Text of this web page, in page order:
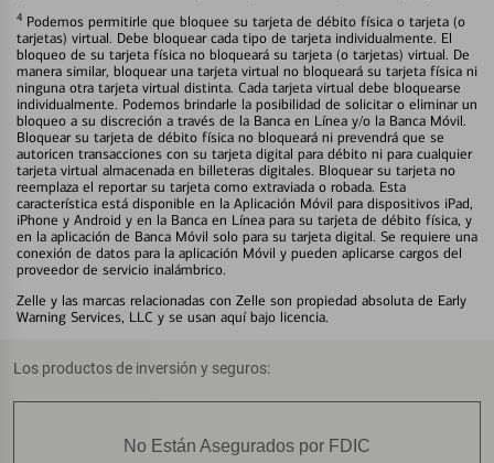
4 Podemos permitirle que bloquee su tarjeta de débito física o tarjeta (o
tarjetas) virtual. Debe bloquear cada tipo de tarjeta individualmente. El
bloqueo de su tarjeta física no bloqueará su tarjeta (o tarjetas) virtual. De
manera similar, bloquear una tarjeta virtual no bloqueará su tarjeta física ni
ninguna otra tarjeta virtual distinta. Cada tarjeta virtual debe bloquearse
individualmente. Podemos brindarle la posibilidad de solicitar o eliminar un
bloqueo a su discreción a través de la Banca en Línea y/o la Banca Móvil.
Bloquear su tarjeta de débito física no bloqueará ni prevendrá que se
autoricen transacciones con su tarjeta digital para débito ni para cualquier
tarjeta virtual almacenada en billeteras digitales. Bloquear su tarjeta no
reemplaza el reportar su tarjeta como extraviada o robada. Esta
característica está disponible en la Aplicación Móvil para dispositivos iPad,
iPhone y Android y en la Banca en Línea para su tarjeta de débito física, y
en la aplicación de Banca Móvil solo para su tarjeta digital. Se requiere una
conexión de datos para la aplicación Móvil y pueden aplicarse cargos del
proveedor de servicio inalámbrico.
Zelle y las marcas relacionadas con Zelle son propiedad absoluta de Early
Warning Services, LLC y se usan aquí bajo licencia.
Los productos de inversión y seguros:
No Están Asegurados por FDIC